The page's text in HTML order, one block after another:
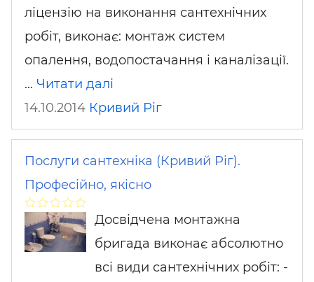
ліцензію на виконання сантехнічних
робіт, виконає: монтаж систем
опалення, водопостачання і каналізації.
… Читати далі
14.10.2014 Кривий Ріг
Послуги сантехніка (Кривий Ріг).
Професійно, якісно
Досвідчена монтажна
бригада виконає абсолютно
всі види сантехнічних робіт: -